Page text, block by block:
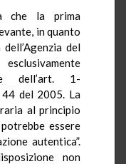
che la prima
in quanto
del
dell’art. 1-
del 2005. La
al principio
essere
autentica”.
non